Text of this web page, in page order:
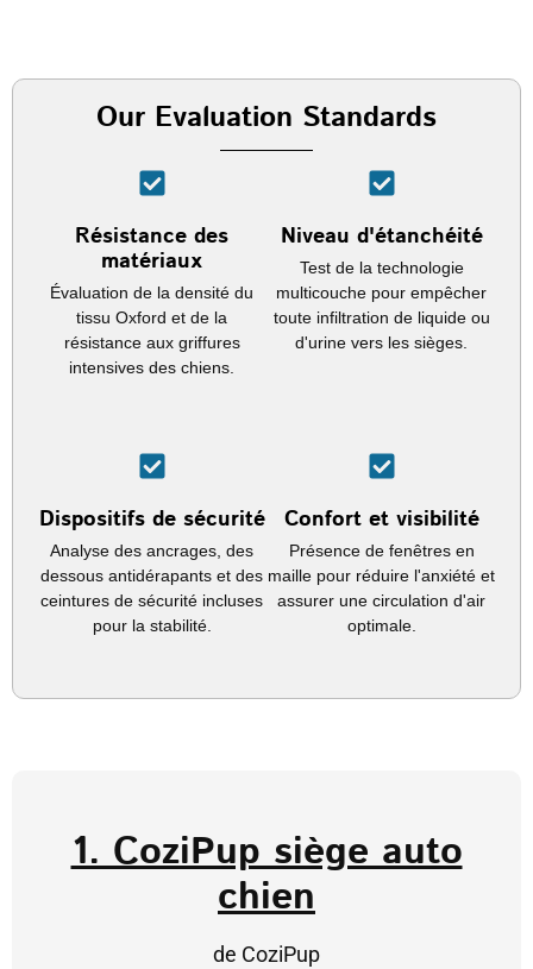
Our Evaluation Standards
Résistance des
matériaux
Évaluation de la densité du
tissu Oxford et de la
résistance aux griffures
intensives des chiens.
Niveau d'étanchéité
Test de la technologie
multicouche pour empêcher
toute infiltration de liquide ou
d'urine vers les sièges.
Dispositifs de sécurité
Analyse des ancrages, des
dessous antidérapants et des
ceintures de sécurité incluses
pour la stabilité.
Confort et visibilité
Présence de fenêtres en
maille pour réduire l'anxiété et
assurer une circulation d'air
optimale.
1. CoziPup siège auto
chien
de CoziPup